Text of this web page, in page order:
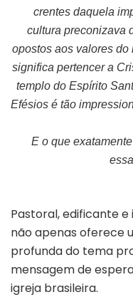
crentes daquela
cultura preconizava
opostos aos valores
significa pertencer a
templo do Espírito
Efésios é tão
E o que
Pastoral, edificante e
não apenas oferece
profunda do tema
mensagem de
igreja brasileira.